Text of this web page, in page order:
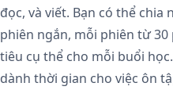
đọc, và viết. Bạn có thể
phiên ngắn, mỗi phiên từ
tiêu cụ thể cho mỗi buổi
dành thời gian cho việc ôn